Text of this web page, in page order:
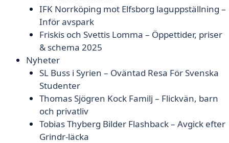
IFK Norrköping mot Elfsborg laguppställning –
Inför avspark
Friskis och Svettis Lomma – Öppettider, priser
& schema 2025
Nyheter
SL Buss i Syrien – Oväntad Resa För Svenska
Studenter
Thomas Sjögren Kock Familj – Flickvän, barn
och privatliv
Tobias Thyberg Bilder Flashback – Avgick efter
Grindr-läcka